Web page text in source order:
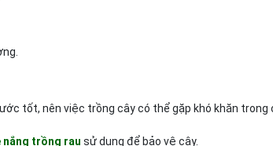
tốt, nên việc trồng cây có thể gặp khó khăn trong
nắng trồng rau sử dụng để bảo vệ cây.